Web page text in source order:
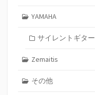
YAMAHA
サイレントギター
Zemaitis
その他